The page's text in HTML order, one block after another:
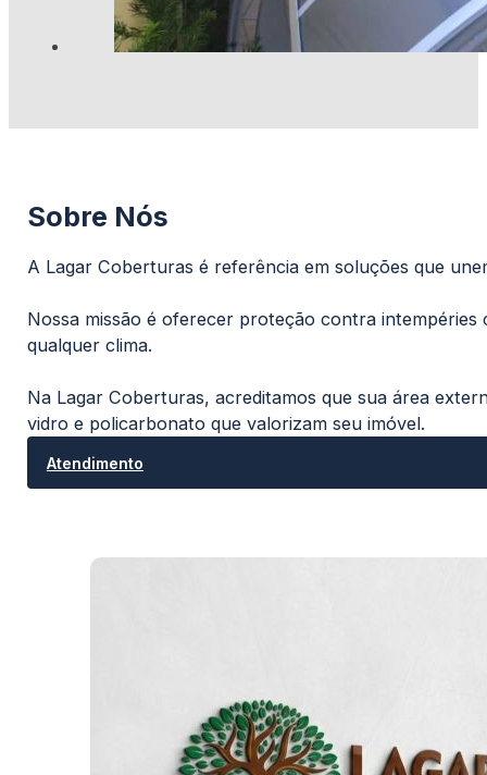
Sobre Nós
A Lagar Coberturas é referência em soluções que
Nossa missão é oferecer proteção contra
qualquer clima.
Na Lagar Coberturas, acreditamos que sua área
vidro e policarbonato que valorizam seu imóvel.
Atendimento